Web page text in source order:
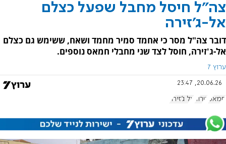
צה"ל חיסל מחבל שפעל כצלם
אל-ג'זירה
דובר צה"ל מסר כי אחמד סמיר מחמד ושאח, ששימש גם כצלם
אל-ג'זירה, חוסל לצד שני מחבלי חמאס נוספים.
ערוץ 7
20.06.26, 23:47
חמאס טרור אל ג'זירה